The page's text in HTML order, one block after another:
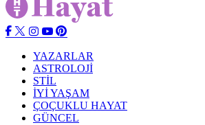
YAZARLAR
ASTROLOJİ
STİL
İYİ YAŞAM
ÇOÇUKLU HAYAT
GÜNCEL